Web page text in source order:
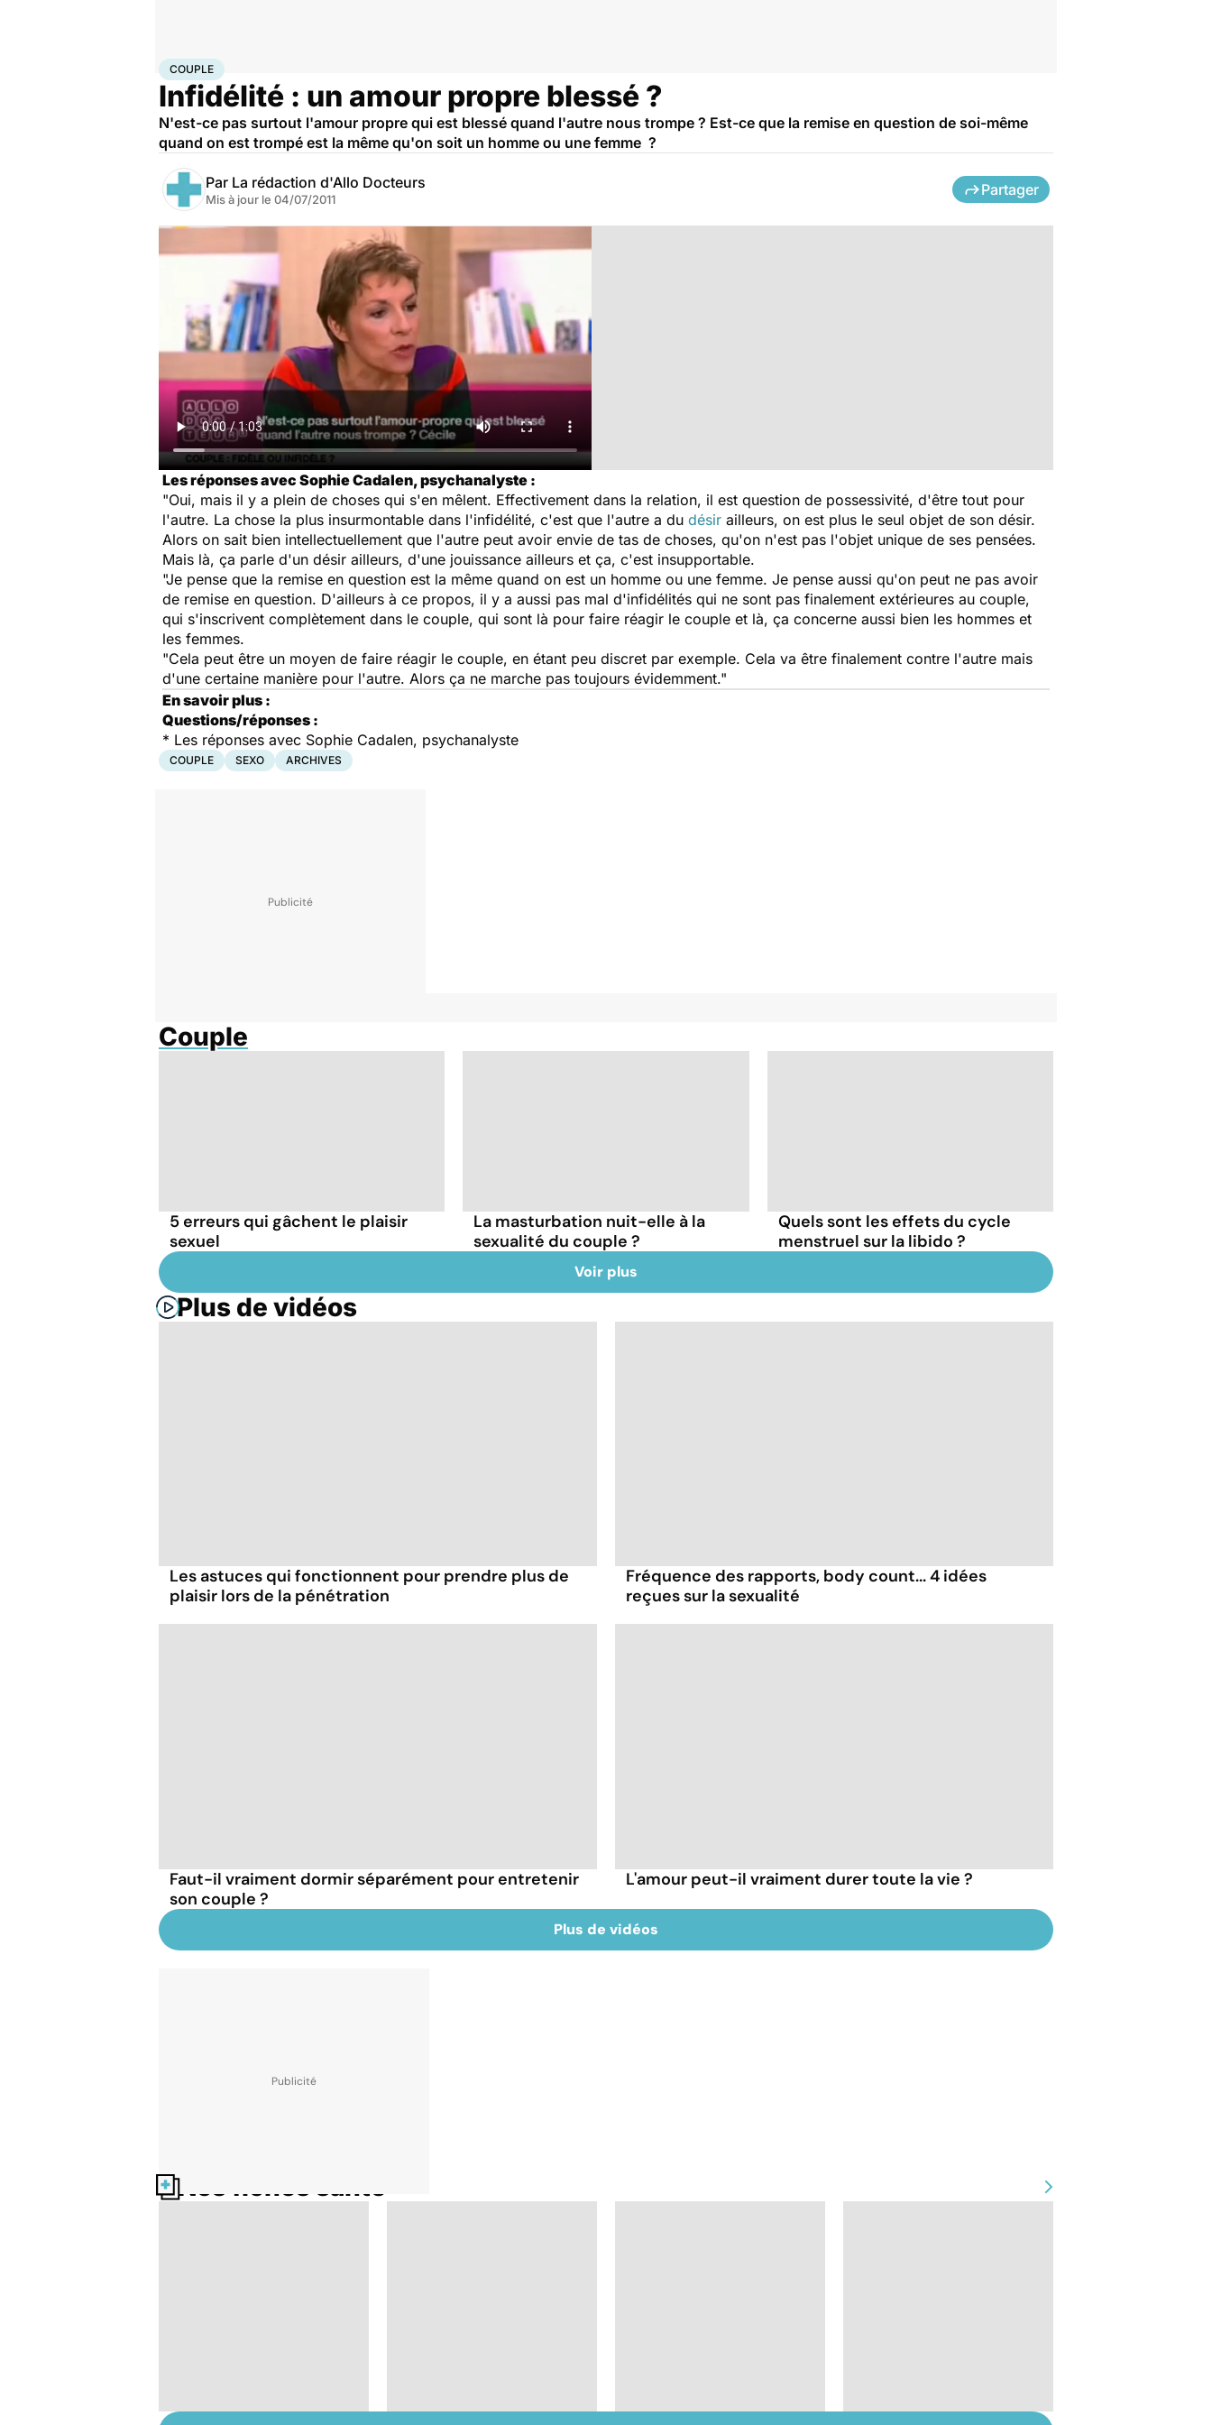
AccueilBien-être
COUPLE
Infidélité : un amour propre blessé ?
N'est-ce pas surtout l'amour propre qui est blessé quand l'autre nous trompe ? Est-ce que la remise en question de soi-même
quand on est trompé est la même qu'on soit un homme ou une femme ?
Par La rédaction d'Allo Docteurs
Mis à jour le 04/07/2011
Partager
Les réponses avec Sophie Cadalen, psychanalyste :
"Oui, mais il y a plein de choses qui s'en mêlent. Effectivement dans la relation, il est question de possessivité, d'être tout pour
l'autre. La chose la plus insurmontable dans l'infidélité, c'est que l'autre a du désir ailleurs, on est plus le seul objet de son désir.
Alors on sait bien intellectuellement que l'autre peut avoir envie de tas de choses, qu'on n'est pas l'objet unique de ses pensées.
Mais là, ça parle d'un désir ailleurs, d'une jouissance ailleurs et ça, c'est insupportable.
"Je pense que la remise en question est la même quand on est un homme ou une femme. Je pense aussi qu'on peut ne pas avoir
de remise en question. D'ailleurs à ce propos, il y a aussi pas mal d'infidélités qui ne sont pas finalement extérieures au couple,
qui s'inscrivent complètement dans le couple, qui sont là pour faire réagir le couple et là, ça concerne aussi bien les hommes et
les femmes.
"Cela peut être un moyen de faire réagir le couple, en étant peu discret par exemple. Cela va être finalement contre l'autre mais
d'une certaine manière pour l'autre. Alors ça ne marche pas toujours évidemment."
En savoir plus :
Questions/réponses :
* Les réponses avec Sophie Cadalen, psychanalyste
COUPLE SEXO ARCHIVES
Couple
5 erreurs qui gâchent le plaisir
sexuel
La masturbation nuit-elle à la
sexualité du couple ?
Quels sont les effets du cycle
menstruel sur la libido ?
Voir plus
Plus de vidéos
Les astuces qui fonctionnent pour prendre plus de
plaisir lors de la pénétration
Fréquence des rapports, body count... 4 idées
reçues sur la sexualité
Faut-il vraiment dormir séparément pour entretenir
son couple ?
L'amour peut-il vraiment durer toute la vie ?
Plus de vidéos
Nos fiches santé